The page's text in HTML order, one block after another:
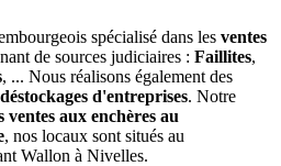
spécialisé dans les ventes
de sources judiciaires : Faillites,
, ... Nous réalisons également des
d'entreprises. Notre
ventes aux enchères au
, nos locaux sont situés au
Wallon à Nivelles.